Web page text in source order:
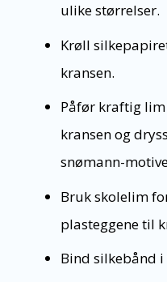
ulike størrelser.
Krøll
kransen.
Påfør kraftig
kransen og
snømann-
Bruk skolelim
plasteggene til
Bind silkebånd